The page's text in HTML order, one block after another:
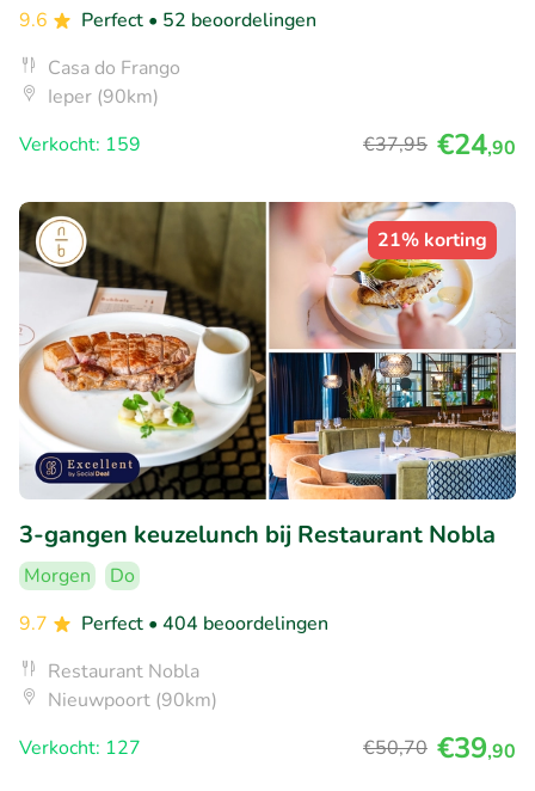
9.6
Perfect • 52 beoordelingen
Casa do Frango
Ieper (90km)
Verkocht: 159
€37,95 €24,90
21% korting
3-gangen keuzelunch bij Restaurant Nobla
Morgen
Do
9.7
Perfect • 404 beoordelingen
Restaurant Nobla
Nieuwpoort (90km)
Verkocht: 127
€50,70 €39,90